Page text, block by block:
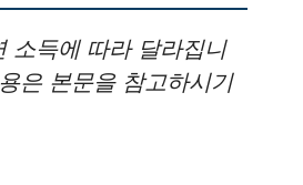
소득에 따라 달라집니
은 본문을 참고하시기